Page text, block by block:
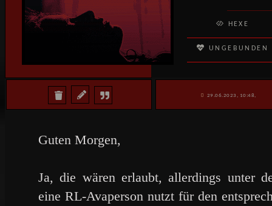
HEXE
UNGEBUNDEN
29.06.2023, 10:48,
Guten Morgen,
Ja, die wären erlaubt, allerdings unter
eine RL-Avaperson nutzt für den